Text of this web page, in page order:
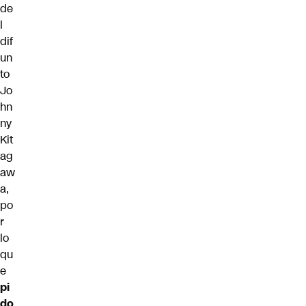
de
l
dif
un
to
Jo
hn
ny
Kit
ag
aw
a,
po
r
lo
qu
e
pi